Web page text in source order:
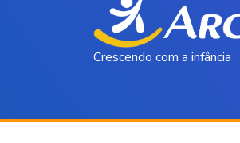
Crescendo com a infância